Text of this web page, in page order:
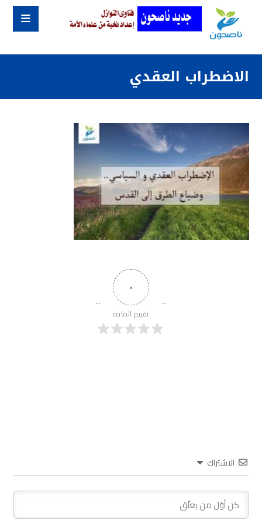
الاضطراب العقدي
٠
تقييم المادة
الاشتراك